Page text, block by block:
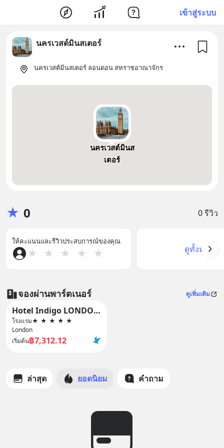
เข้าสู่ระบบ
นครเวสต์มินสเตอร์
นครเวสต์มินสเตอร์ ลอนดอน สหราชอาณาจักร
นครเวสต์มินส
เตอร์
★ 0 0 รีวิว
ให้คะแนนและรีวิวประสบการณ์ของคุณ
★ ★ ★ ★ ★ ดูทั้งหมด
จองผ่านพาร์ตเนอร์ ดูเพิ่มเติม
Hotel Indigo LONDON - 1 LEICESTER SQUARE by IHG
โรงแรม★ ★ ★ ★ ★
London
เริ่มต้น฿7,312.12
ล่าสุด ยอดนิยม คำถาม